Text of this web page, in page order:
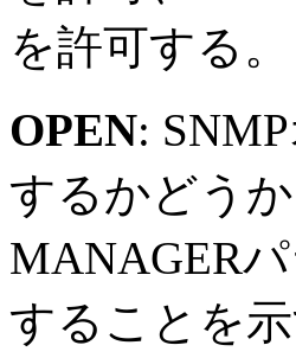
を許可する。
OPEN:
するかどう
MANAGER
することを